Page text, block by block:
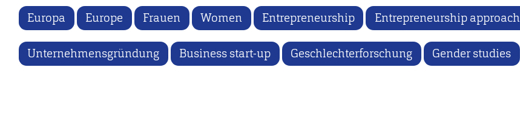
Europa Europe Frauen Women Entrepreneurship Entrepreneurship approach
Unternehmensgründung Business start-up Geschlechterforschung Gender studies